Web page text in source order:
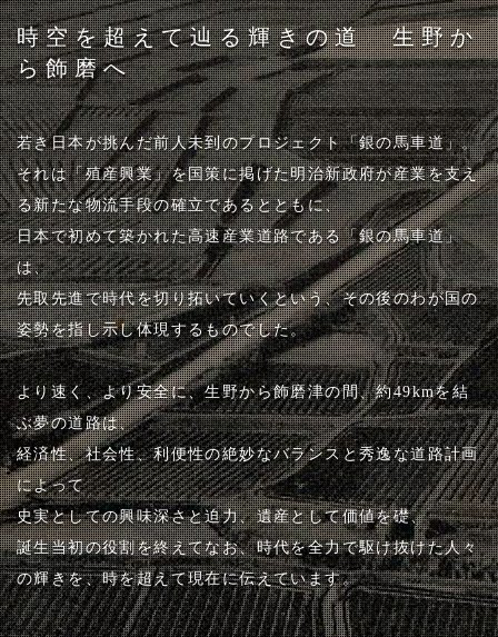
時空を超えて辿る輝きの道 生野か
ら飾磨へ
若き日本が挑んだ前人未到のプロジェクト「銀の馬車道」。
それは「殖産興業」を国策に掲げた明治新政府が産業を支え
る新たな物流手段の確立であるとともに、
日本で初めて築かれた高速産業道路である「銀の馬車道」
は、
先取先進で時代を切り拓いていくという、その後のわが国の
姿勢を指し示し体現するものでした。
より速く、より安全に、生野から飾磨津の間、約49kmを結
ぶ夢の道路は、
経済性、社会性、利便性の絶妙なバランスと秀逸な道路計画
によって
史実としての興味深さと迫力、遺産として価値を礎、
誕生当初の役割を終えてなお、時代を全力で駆け抜けた人々
の輝きを、時を超えて現在に伝えています。